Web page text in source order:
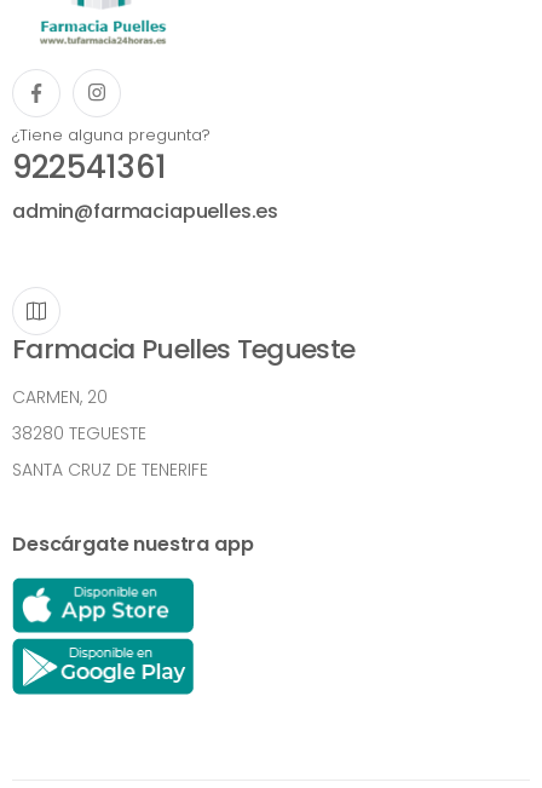
¿Tiene alguna pregunta?
922541361
admin@farmaciapuelles.es
Farmacia Puelles Tegueste
CARMEN, 20
38280 TEGUESTE
SANTA CRUZ DE TENERIFE
Descárgate nuestra app